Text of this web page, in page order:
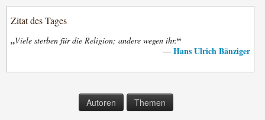
Zitat des Tages
„Viele sterben für die Religion; andere wegen ihr.“
— Hans Ulrich Bänziger
Autoren Themen